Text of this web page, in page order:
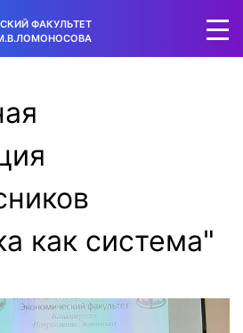
ФАКУЛЬТЕТ
как система"